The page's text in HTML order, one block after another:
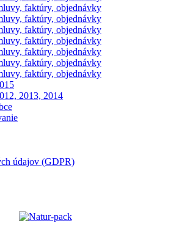
faktúry, objednávky
faktúry, objednávky
faktúry, objednávky
faktúry, objednávky
faktúry, objednávky
faktúry, objednávky
faktúry, objednávky
2013, 2014
údajov (GDPR)